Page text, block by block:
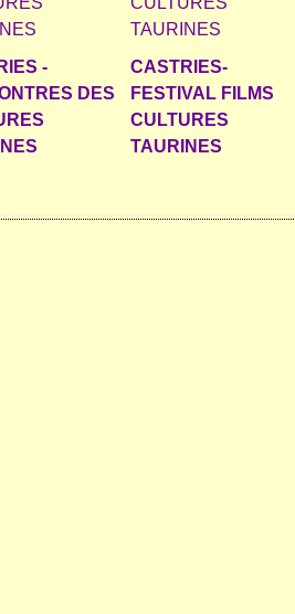
-
DES
CASTRIES-
FESTIVAL FILMS
CULTURES
TAURINES